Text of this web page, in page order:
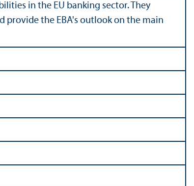
in the EU banking sector. They
provide the EBA's outlook on the main